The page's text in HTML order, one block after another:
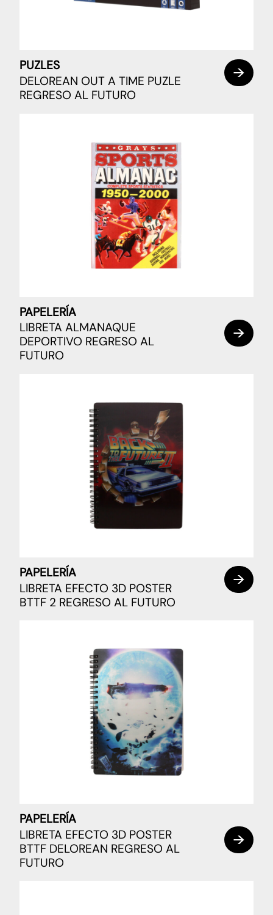
PUZLES
DELOREAN OUT A TIME PUZLE
REGRESO AL FUTURO
PAPELERÍA
LIBRETA ALMANAQUE
DEPORTIVO REGRESO AL
FUTURO
PAPELERÍA
LIBRETA EFECTO 3D POSTER
BTTF 2 REGRESO AL FUTURO
PAPELERÍA
LIBRETA EFECTO 3D POSTER
BTTF DELOREAN REGRESO AL
FUTURO